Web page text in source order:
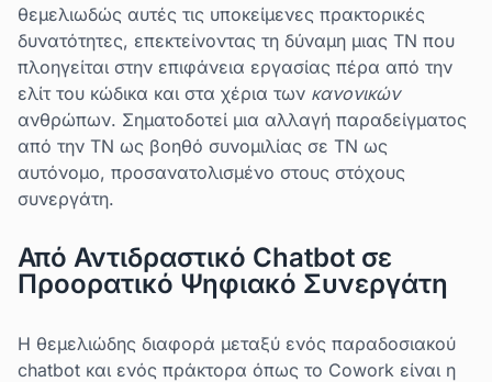
θεμελιωδώς αυτές τις υποκείμενες πρακτορικές
δυνατότητες, επεκτείνοντας τη δύναμη μιας ΤΝ που
πλοηγείται στην επιφάνεια εργασίας πέρα από την
ελίτ του κώδικα και στα χέρια των κανονικών
ανθρώπων. Σηματοδοτεί μια αλλαγή παραδείγματος
από την ΤΝ ως βοηθό συνομιλίας σε ΤΝ ως
αυτόνομο, προσανατολισμένο στους στόχους
συνεργάτη.
Από Αντιδραστικό Chatbot σε
Προορατικό Ψηφιακό Συνεργάτη
Η θεμελιώδης διαφορά μεταξύ ενός παραδοσιακού
chatbot και ενός πράκτορα όπως το Cowork είναι η